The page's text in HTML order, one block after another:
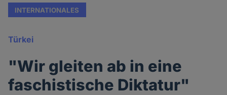
INTERNATIONALES
Türkei
"Wir gleiten ab in eine
faschistische Diktatur"